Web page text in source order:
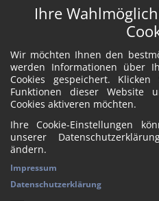
Ihre
Wir möchten Ihnen den
werden Informationen über
Cookies gespeichert.
Funktionen dieser Website
Cookies aktiveren möchten.
Ihre Cookie-Einstellungen
unserer
ändern.
Impressum
Datenschutzerklärung